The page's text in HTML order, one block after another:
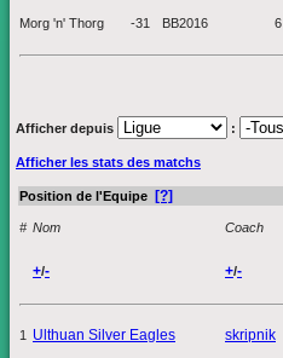
Morg 'n' Thorg -31 BB2016 6
Afficher depuis :
Afficher les stats des matchs
Position de l'Equipe [?]
# Nom Coach
+/- +/-
1 Ulthuan Silver Eagles skripnik